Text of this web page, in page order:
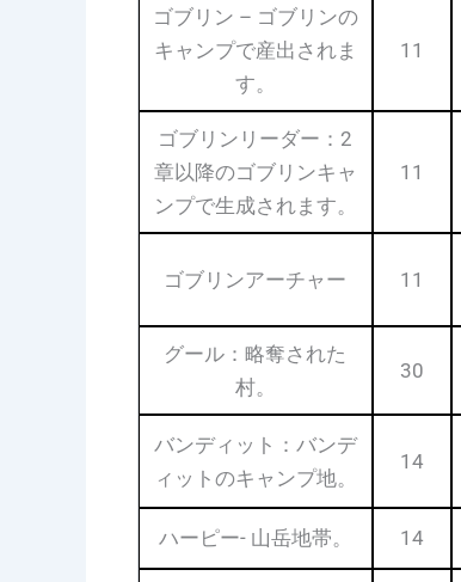
ゴブリン – ゴブリンの
キャンプで産出されま
す。
11
ゴブリンリーダー：2
章以降のゴブリンキャ
ンプで生成されます。
11
ゴブリンアーチャー 11
グール：略奪された
村。
30
バンディット：バンデ
ィットのキャンプ地。
14
ハーピー- 山岳地帯。 14